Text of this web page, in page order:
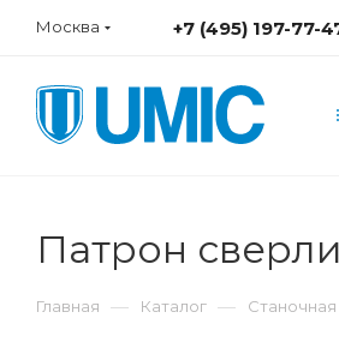
Москва +7 (495) 197-77-
Патрон
Главная — Каталог — Станочная